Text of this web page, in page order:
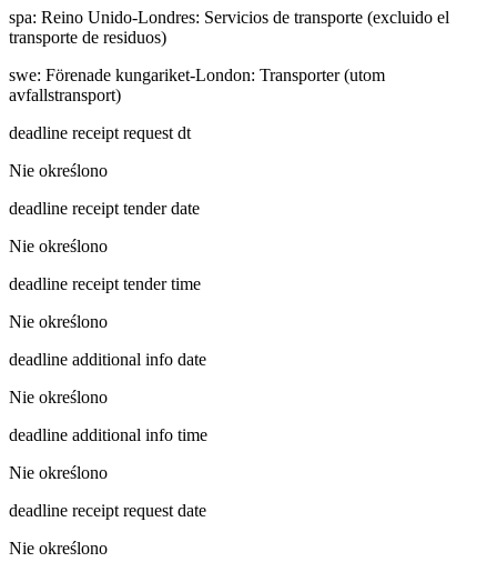
spa: Reino Unido-Londres: Servicios de transporte (excluido el
transporte de residuos)
swe: Förenade kungariket-London: Transporter (utom
avfallstransport)
deadline receipt request dt
Nie określono
deadline receipt tender date
Nie określono
deadline receipt tender time
Nie określono
deadline additional info date
Nie określono
deadline additional info time
Nie określono
deadline receipt request date
Nie określono